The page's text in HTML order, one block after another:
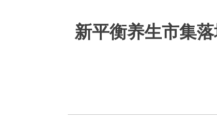
新平衡养生市集